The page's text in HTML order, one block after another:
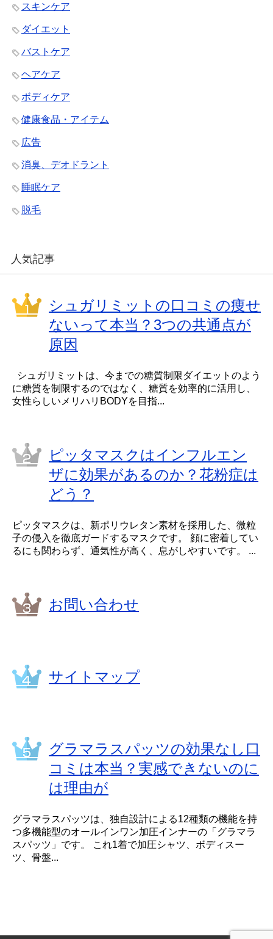
スキンケア
ダイエット
バストケア
ヘアケア
ボディケア
健康食品・アイテム
広告
消臭、デオドラント
睡眠ケア
脱毛
人気記事
シュガリミットの口コミの痩せ
ないって本当？3つの共通点が
原因
シュガリミットは、今までの糖質制限ダイエットのよう
に糖質を制限するのではなく、糖質を効率的に活用し、
女性らしいメリハリBODYを目指...
ピッタマスクはインフルエン
ザに効果があるのか？花粉症は
どう？
ピッタマスクは、新ポリウレタン素材を採用した、微粒
子の侵入を徹底ガードするマスクです。 顔に密着してい
るにも関わらず、通気性が高く、息がしやすいです。 ...
お問い合わせ
サイトマップ
グラマラスパッツの効果なし口
コミは本当？実感できないのに
は理由が
グラマラスパッツは、独自設計による12種類の機能を持
つ多機能型のオールインワン加圧インナーの「グラマラ
スパッツ」です。 これ1着で加圧シャツ、ボディスー
ツ、骨盤...